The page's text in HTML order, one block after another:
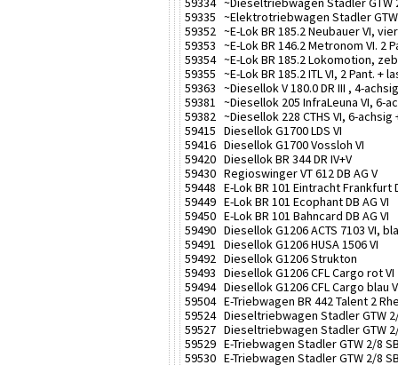
59335 ~Elektrotriebwagen Stadler GTW
59352 ~E-Lok BR 185.2 Neubauer VI,
59353 ~E-Lok BR 146.2 Metronom VI. 2
59354 ~E-Lok BR 185.2 Lokomotion,
59355 ~E-Lok BR 185.2 ITL VI, 2 Pant. +
59363 ~Diesellok V 180.0 DR III , 4-
59381 ~Diesellok 205 InfraLeuna VI, 6-
59382 ~Diesellok 228 CTHS VI, 6-achsig
59415 Diesellok G1700 LDS VI
59416 Diesellok G1700 Vossloh VI
59420 Diesellok BR 344 DR IV+V
59430 Regioswinger VT 612 DB AG V
59448 E-Lok BR 101 Eintracht Frankfurt
59449 E-Lok BR 101 Ecophant DB AG VI
59450 E-Lok BR 101 Bahncard DB AG VI
59490 Diesellok G1206 ACTS 7103 VI,
59491 Diesellok G1206 HUSA 1506 VI
59492 Diesellok G1206 Strukton
59493 Diesellok G1206 CFL Cargo rot VI
59494 Diesellok G1206 CFL Cargo blau
59504 E-Triebwagen BR 442 Talent 2
59524 Dieseltriebwagen Stadler GTW 2/
59527 Dieseltriebwagen Stadler GTW 2/
59529 E-Triebwagen Stadler GTW 2/8
59530 E-Triebwagen Stadler GTW 2/8